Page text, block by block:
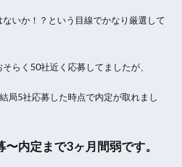
いか！？という目線でかなり厳選して
らく50社近く応募してましたが、
局5社応募した時点で内定が取れまし
内定まで3ヶ月間弱です。